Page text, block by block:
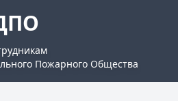
Пожарного Общества